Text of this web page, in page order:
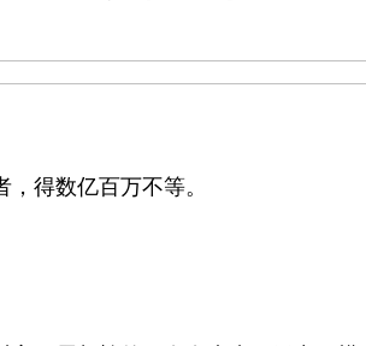
得数亿百万不等。